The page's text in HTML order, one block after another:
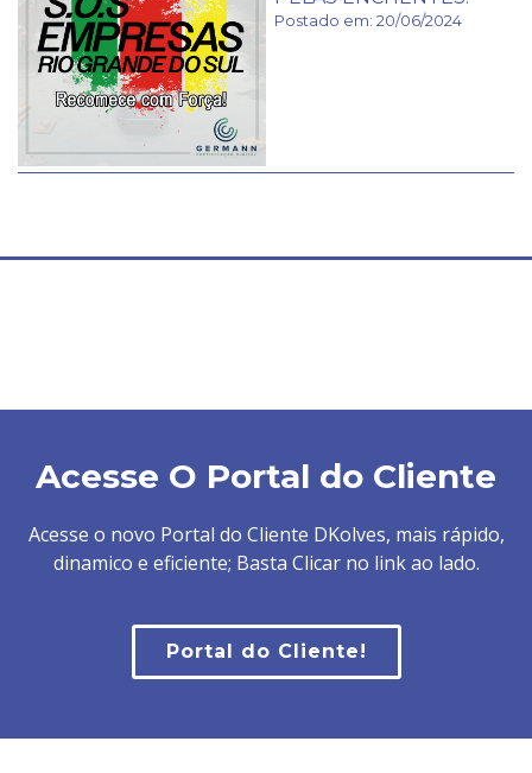
Postado em: 20/06/2024
Acesse O Portal do Cliente
Acesse o novo Portal do Cliente DKolves, mais rápido,
dinamico e eficiente; Basta Clicar no link ao lado.
Portal do Cliente!